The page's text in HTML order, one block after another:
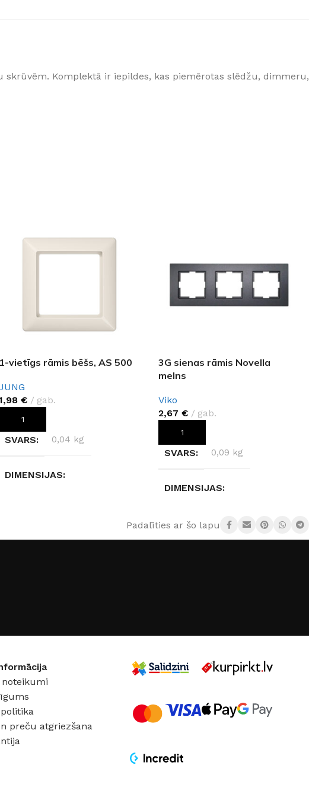
Komplektā ir iepildes, kas piemērotas slēdžu, dimmeru,
1-vietīgs rāmis bēšs, AS 500
€ gab.
PIEVIENOT GROZAM
SVARS 0,04 kg
DIMENSIJAS
RAŽOTĀJS JUNG
MATERIĀLS
3G sienas rāmis Novella
melns
Viko
2,67€ gab.
PIEVIENOT GROZAM
SVARS 0,09 kg
DIMENSIJAS
10 × 27 × 5 cm
VIETU SKAITS 3
Padalīties ar šo lapu:
noteikumi
preču atgriezšana